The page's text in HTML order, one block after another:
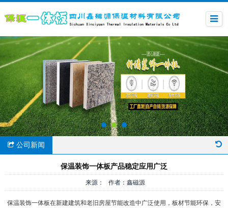
公司新闻
保温装饰一体板产品稳定应用广泛
来源： 作者：鑫磁源
保温装饰一体板在新建建筑和老旧房屋节能改造中广泛使用，板材节能环保，安